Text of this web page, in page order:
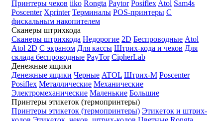
Принтеры чеков iiko Rongta Paytor Posiflex Atol Sam4s
Poscenter Xprinter Терминалы POS-принтеры С
фискальным накопителем
Сканеры штрихкода
Сканеры штрихкода Недорогие 2D Беспроводные Atol
Atol 2D С экраном Для кассы Штрих-кода и чеков Для
склада беспроводные PayTor CipherLab
Денежные ящики
Денежные ящики Черные ATOL Штрих-М Poscenter
Posiflex Металлические Механические
Электромеханические Маленькие Большие
Принтеры этикеток (термопринтеры)
Принтеры этикеток (термопринтеры) Этикеток и штрих-